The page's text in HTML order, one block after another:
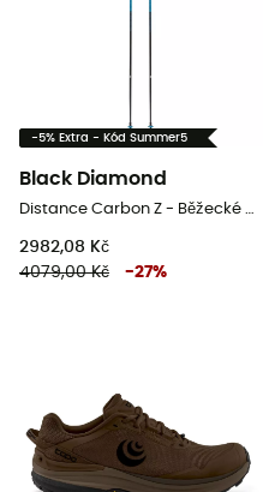
-5% Extra - Kód Summer5
Black Diamond
Distance Carbon Z - Běžecké hole
2982,08 Kč
4079,00 Kč
-27%